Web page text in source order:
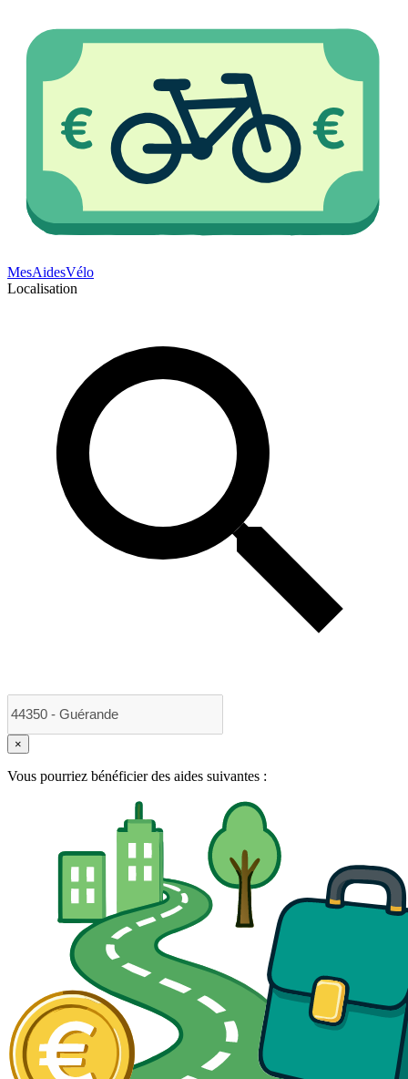
MesAidesVélo
Localisation
×
Vous pourriez bénéficier des aides suivantes :